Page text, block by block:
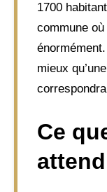
1700
commune
mieux
Ce